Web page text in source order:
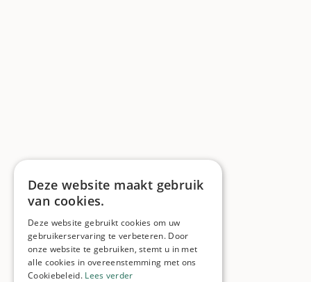
Deze website maakt gebruik
van cookies.
Deze website gebruikt cookies om uw
gebruikerservaring te verbeteren. Door
onze website te gebruiken, stemt u in met
alle cookies in overeenstemming met ons
Cookiebeleid. Lees verder